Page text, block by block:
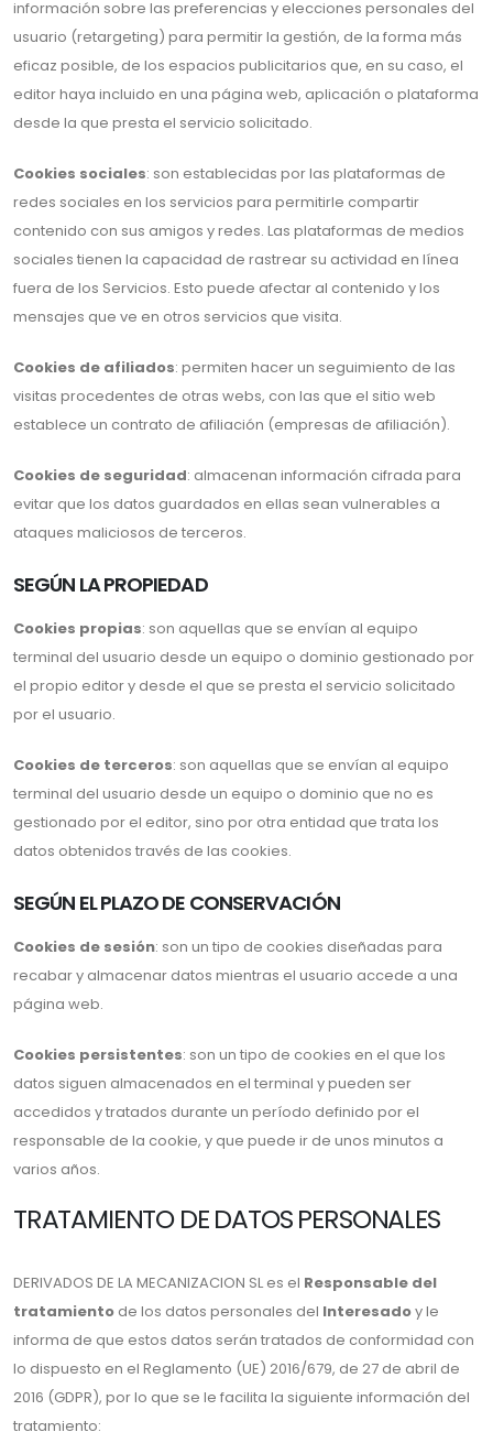
información sobre las preferencias y elecciones personales del
usuario (retargeting) para permitir la gestión, de la forma más
eficaz posible, de los espacios publicitarios que, en su caso, el
editor haya incluido en una página web, aplicación o plataforma
desde la que presta el servicio solicitado.
Cookies sociales: son establecidas por las plataformas de
redes sociales en los servicios para permitirle compartir
contenido con sus amigos y redes. Las plataformas de medios
sociales tienen la capacidad de rastrear su actividad en línea
fuera de los Servicios. Esto puede afectar al contenido y los
mensajes que ve en otros servicios que visita.
Cookies de afiliados: permiten hacer un seguimiento de las
visitas procedentes de otras webs, con las que el sitio web
establece un contrato de afiliación (empresas de afiliación).
Cookies de seguridad: almacenan información cifrada para
evitar que los datos guardados en ellas sean vulnerables a
ataques maliciosos de terceros.
SEGÚN LA PROPIEDAD
Cookies propias: son aquellas que se envían al equipo
terminal del usuario desde un equipo o dominio gestionado por
el propio editor y desde el que se presta el servicio solicitado
por el usuario.
Cookies de terceros: son aquellas que se envían al equipo
terminal del usuario desde un equipo o dominio que no es
gestionado por el editor, sino por otra entidad que trata los
datos obtenidos través de las cookies.
SEGÚN EL PLAZO DE CONSERVACIÓN
Cookies de sesión: son un tipo de cookies diseñadas para
recabar y almacenar datos mientras el usuario accede a una
página web.
Cookies persistentes: son un tipo de cookies en el que los
datos siguen almacenados en el terminal y pueden ser
accedidos y tratados durante un período definido por el
responsable de la cookie, y que puede ir de unos minutos a
varios años.
TRATAMIENTO DE DATOS PERSONALES
DERIVADOS DE LA MECANIZACION SL es el Responsable del
tratamiento de los datos personales del Interesadoy le
informa de que estos datos serán tratados de conformidad con
lo dispuesto en el Reglamento (UE) 2016/679, de 27 de abril de
2016 (GDPR), por lo que se le facilita la siguiente información del
tratamiento: